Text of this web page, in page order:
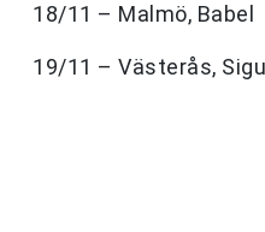
18/11 – Malmö, Babel
19/11 – Västerås,